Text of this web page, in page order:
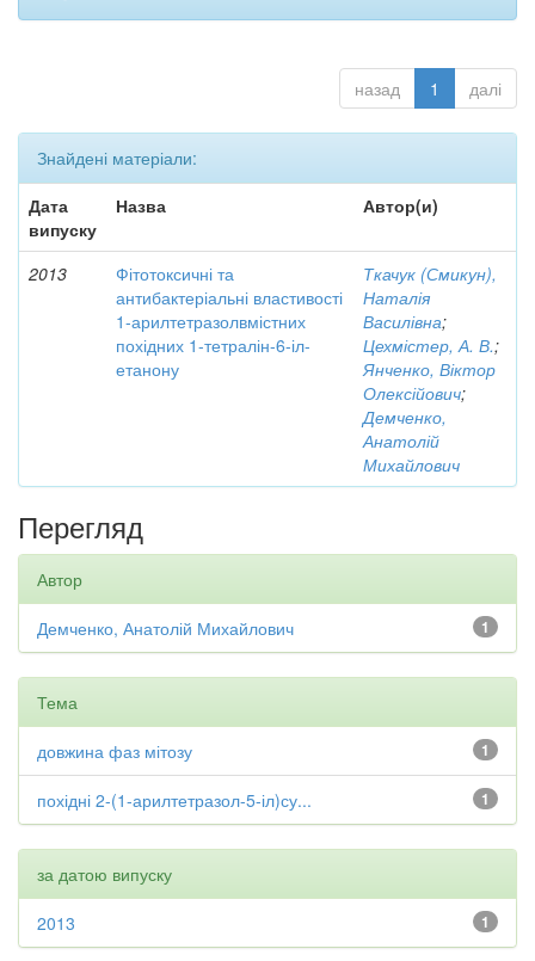
назад 1 далі
Знайдені матеріали:
Дата
випуску
Назва Автор(и)
2013
Фітотоксичні та
антибактеріальні властивості
1-арилтетразолвмістних
похідних 1-тетралін-6-іл-
етанону
Ткачук (Смикун),
Наталія
Василівна;
Цехмістер, А. В.;
Янченко, Віктор
Олексійович;
Демченко,
Анатолій
Михайлович
Перегляд
Автор
1
Демченко, Анатолій Михайлович
Тема
1
довжина фаз мітозу
1
похідні 2-(1-арилтетразол-5-іл)су...
за датою випуску
1
2013